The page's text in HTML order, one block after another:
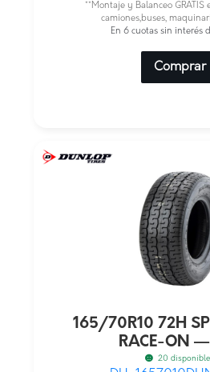
$132.250.
$66.125.
**Montaje y Balanceo GRATIS
camiones,buses,
En 6 cuotas sin interés
Comprar
165/70R10 72H
RACE-ON
20